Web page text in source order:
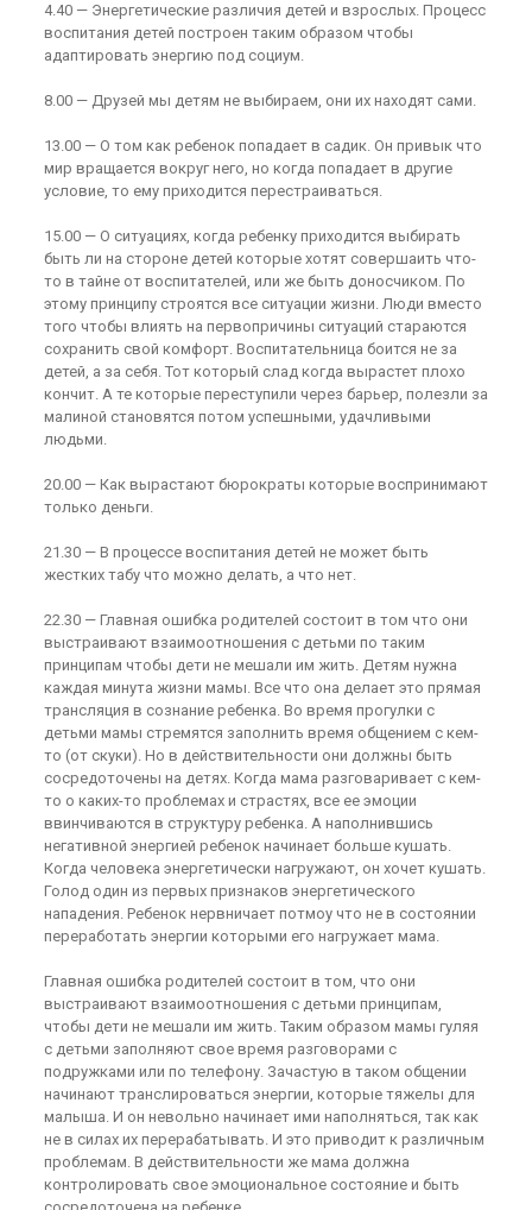
4.40 — Энергетические различия детей и взрослых. Процесс
воспитания детей построен таким образом чтобы
адаптировать энергию под социум.
8.00 — Друзей мы детям не выбираем, они их находят сами.
13.00 — О том как ребенок попадает в садик. Он привык что
мир вращается вокруг него, но когда попадает в другие
условие, то ему приходится перестраиваться.
15.00 — О ситуациях, когда ребенку приходится выбирать
быть ли на стороне детей которые хотят совершаить что-
то в тайне от воспитателей, или же быть доносчиком. По
этому принципу строятся все ситуации жизни. Люди вместо
того чтобы влиять на первопричины ситуаций стараются
сохранить свой комфорт. Воспитательница боится не за
детей, а за себя. Тот который слад когда вырастет плохо
кончит. А те которые переступили через барьер, полезли за
малиной становятся потом успешными, удачливыми
людьми.
20.00 — Как вырастают бюрократы которые воспринимают
только деньги.
21.30 — В процессе воспитания детей не может быть
жестких табу что можно делать, а что нет.
22.30 — Главная ошибка родителей состоит в том что они
выстраивают взаимоотношения с детьми по таким
принципам чтобы дети не мешали им жить. Детям нужна
каждая минута жизни мамы. Все что она делает это прямая
трансляция в сознание ребенка. Во время прогулки с
детьми мамы стремятся заполнить время общением с кем-
то (от скуки). Но в действительности они должны быть
сосредоточены на детях. Когда мама разговаривает с кем-
то о каких-то проблемах и страстях, все ее эмоции
ввинчиваются в структуру ребенка. А наполнившись
негативной энергией ребенок начинает больше кушать.
Когда человека энергетически нагружают, он хочет кушать.
Голод один из первых признаков энергетического
нападения. Ребенок нервничает потмоу что не в состоянии
переработать энергии которыми его нагружает мама.
Главная ошибка родителей состоит в том, что они
выстраивают взаимоотношения с детьми принципам,
чтобы дети не мешали им жить. Таким образом мамы гуляя
с детьми заполняют свое время разговорами с
подружками или по телефону. Зачастую в таком общении
начинают транслироваться энергии, которые тяжелы для
малыша. И он невольно начинает ими наполняться, так как
не в силах их перерабатывать. И это приводит к различным
проблемам. В действительности же мама должна
контролировать свое эмоциональное состояние и быть